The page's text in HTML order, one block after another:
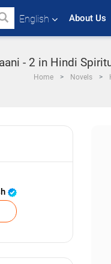
English About Us
- 2 in Hindi
Home Novels